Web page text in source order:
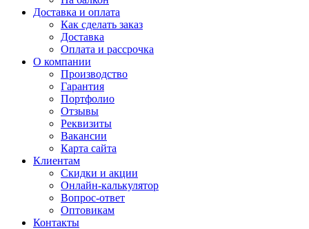
Доставка и оплата
Как сделать заказ
Доставка
Оплата и рассрочка
О компании
Производство
Гарантия
Портфолио
Отзывы
Реквизиты
Вакансии
Карта сайта
Клиентам
Скидки и акции
Онлайн-калькулятор
Вопрос-ответ
Оптовикам
Контакты